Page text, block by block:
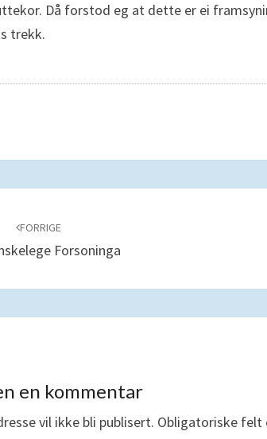
Då forstod eg at dette er ei
trekk.
FORRIGE
Forsoninga
en kommentar
vil ikke bli publisert. Obligatoriske felt